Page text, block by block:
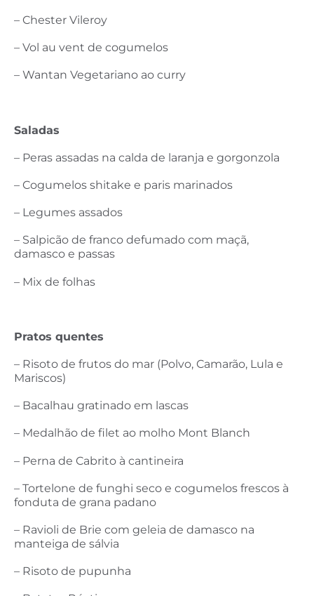
– Chester Vileroy
– Vol au vent de cogumelos
– Wantan Vegetariano ao curry
Saladas
– Peras assadas na calda de laranja e gorgonzola
– Cogumelos shitake e paris marinados
– Legumes assados
– Salpicão de franco defumado com maçã,
damasco e passas
– Mix de folhas
Pratos quentes
– Risoto de frutos do mar (Polvo, Camarão, Lula e
Mariscos)
– Bacalhau gratinado em lascas
– Medalhão de filet ao molho Mont Blanch
– Perna de Cabrito à cantineira
– Tortelone de funghi seco e cogumelos frescos à
fonduta de grana padano
– Ravioli de Brie com geleia de damasco na
manteiga de sálvia
– Risoto de pupunha